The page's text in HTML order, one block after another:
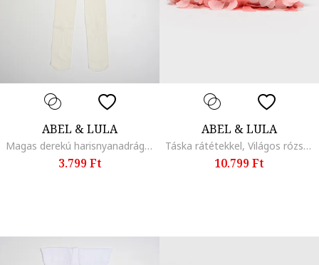
ABEL & LULA
Magas derekú harisnyanadrág, Csontszín
3.799 Ft
ABEL & LULA
Táska rátétekkel, Világos rózsaszín
10.799 Ft